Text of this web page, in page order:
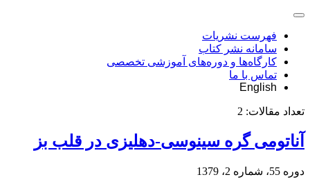
فهرست نشریات
سامانه نشر کتاب
کارگاه‌ها و دوره‌های آموزشی تخصصی
تماس با ما
English
تعداد مقالات: 2
آناتومی گره سینوسی-دهلیزی در قلب بز
دوره 55، شماره 2، 1379